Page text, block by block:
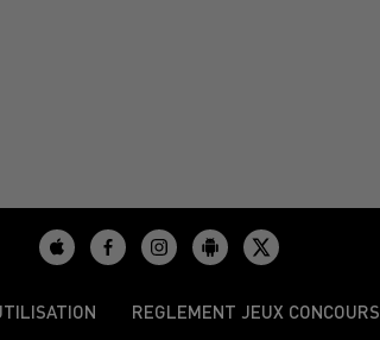
REGLEMENT JEUX CONCOURS